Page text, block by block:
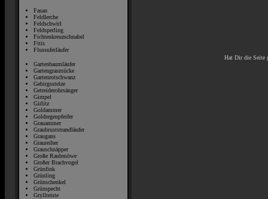
Fasan
Feldlerche
Feldschwirl
Feldsperling
Fichtenkreuzschnabel
Fitis
Flussuferläufer
Gartenbaumläufer
Gartengrasmücke
Gartenrotschwanz
Gebirgsstelze
Getreiderohrsänger
Gimpel
Girlitz
Goldammer
Goldregenpfeifer
Grauammer
Graubruststrandläufer
Graugans
Graureiher
Grauschnäpper
Große Raubmöwe
Großer Brachvogel
Grünfink
Grünling
Grünschenkel
Grünspecht
Gryllteiste
Hat Dir die Seite